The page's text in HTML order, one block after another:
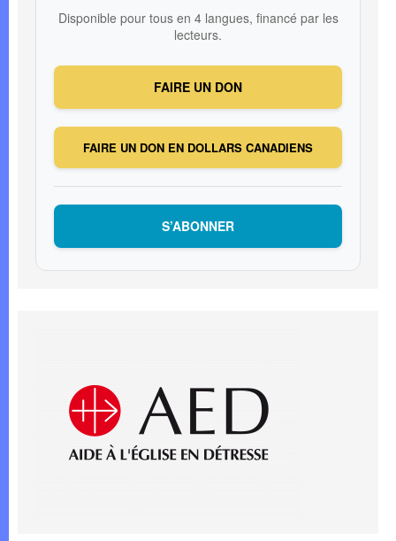
Disponible pour tous en 4 langues, financé par les
lecteurs.
FAIRE UN DON
FAIRE UN DON EN DOLLARS CANADIENS
S’ABONNER